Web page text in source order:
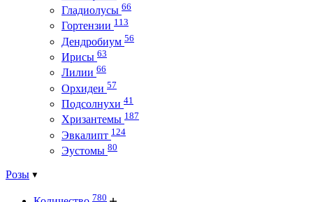
Гладиолусы 66
Гортензии 113
Дендробиум 56
Ирисы 63
Лилии 66
Орхидеи 57
Подсолнухи 41
Хризантемы 187
Эвкалипт 124
Эустомы 80
Розы
780